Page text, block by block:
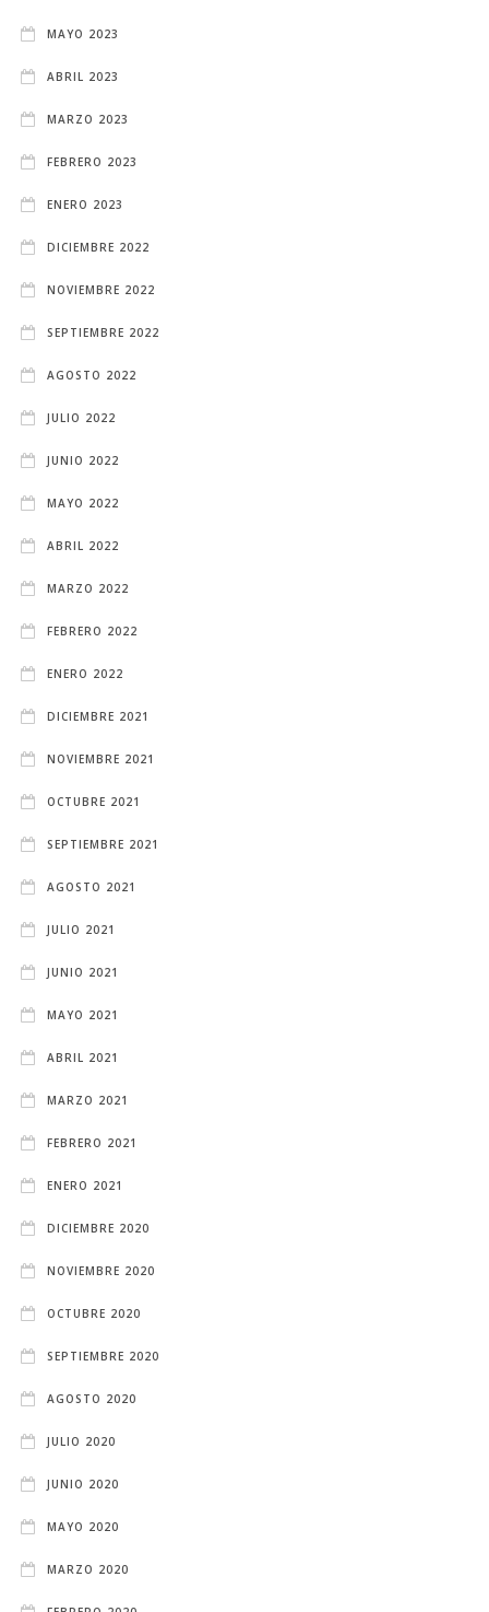
MAYO 2023
ABRIL 2023
MARZO 2023
FEBRERO 2023
ENERO 2023
DICIEMBRE 2022
NOVIEMBRE 2022
SEPTIEMBRE 2022
AGOSTO 2022
JULIO 2022
JUNIO 2022
MAYO 2022
ABRIL 2022
MARZO 2022
FEBRERO 2022
ENERO 2022
DICIEMBRE 2021
NOVIEMBRE 2021
OCTUBRE 2021
SEPTIEMBRE 2021
AGOSTO 2021
JULIO 2021
JUNIO 2021
MAYO 2021
ABRIL 2021
MARZO 2021
FEBRERO 2021
ENERO 2021
DICIEMBRE 2020
NOVIEMBRE 2020
OCTUBRE 2020
SEPTIEMBRE 2020
AGOSTO 2020
JULIO 2020
JUNIO 2020
MAYO 2020
MARZO 2020